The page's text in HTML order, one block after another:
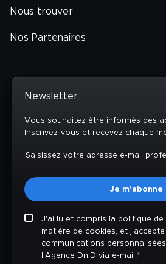
Nous trouver
Nos Partenaires
Newsletter
Vous souhaitez être informés des
Inscrivez-vous et recevez chaque
J'ai lu et compris la politique
matière de cookies, et
communications
l'Agence Dn'D via e-mail.*